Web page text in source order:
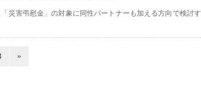
災害弔慰金」の対象に同性パートナーも加える方向で検討す
»